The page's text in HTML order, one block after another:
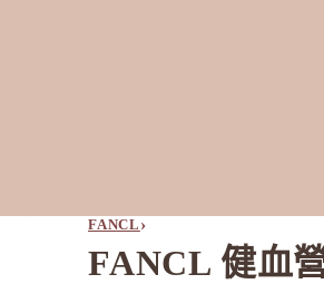
FANCL ›
FANCL 健血